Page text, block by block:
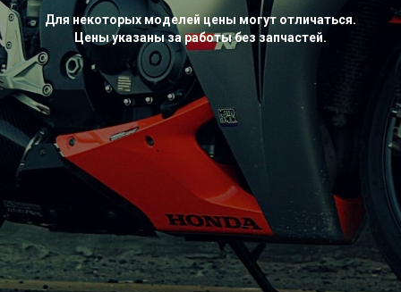
Для некоторых моделей цены могут отличаться.
Цены указаны за работы без запчастей.